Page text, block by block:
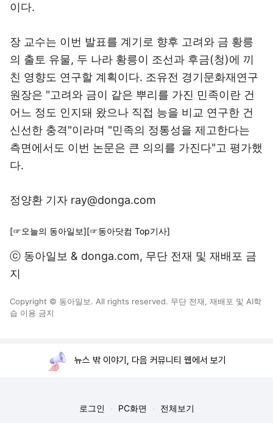
이다.
장 교수는 이번 발표를 계기로 향후 고려와 금 황릉
의 출토 유물, 두 나라 황릉이 조선과 후금(청)에 끼
친 영향도 연구할 계획이다. 조유전 경기문화재연구
원장은 "고려와 금이 같은 뿌리를 가진 민족이란 건
어느 정도 인지돼 왔으나 직접 능을 비교 연구한 건
신선한 충격"이라며 "민족의 정통성을 제고한다는
측면에서도 이번 논문은 큰 의의를 가진다"고 평가했
다.
정양환 기자 ray@donga.com
[☞오늘의 동아일보][☞동아닷컴 Top기사]
ⓒ 동아일보 & donga.com, 무단 전재 및 재배포 금
지
Copyright © 동아일보. All rights reserved. 무단 전재, 재배포 및 AI학
습 이용 금지
뉴스 밖 이야기, 다음 커뮤니티 웹에서 보기
로그인 PC화면 전체보기